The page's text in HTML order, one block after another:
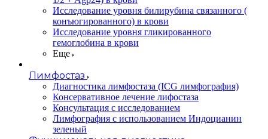
Исследование уровня билирубина связанного (
конъюгированного) в крови
Исследование уровня гликированного
гемоглобина в крови
Еще
Лимфостаз
Диагностика лимфостаза (ICG лимфография)
Консервативное лечение лифостаза
Консультация с исследованием
Лимфография с использованием Индоцианин
зеленый